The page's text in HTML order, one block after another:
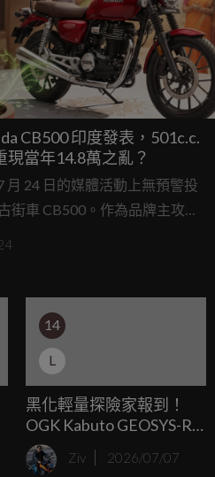
CB500 印度發表，501c.c.
現當年14.8萬之亂？
月 24 日的媒體活動上無預警投
街車 CB500。作為品牌主攻高
這款車不僅承襲了先前在台灣
經典輪廓，更一舉將排氣量升
起波瀾。
14
L
黑化輕量探險家報到！
OGK Kabuto GEOSYS-R
碳纖維限量版 9 月開賣，
售價 93,500 日圓直指頂級
Ziv 2026/07/07